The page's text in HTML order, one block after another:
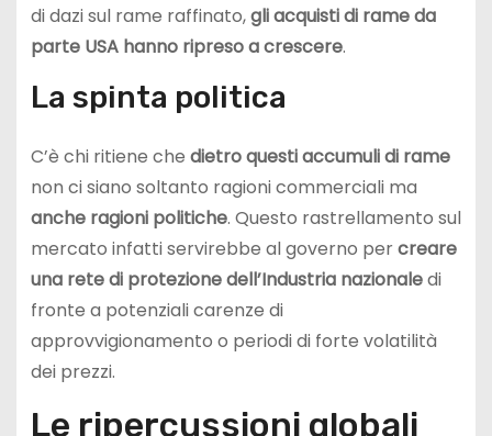
di dazi sul rame raffinato,gli acquisti di rame da
parte USA hanno ripreso a crescere.
La spinta politica
C’è chi ritiene che dietro questi accumuli di rame
non ci siano soltanto ragioni commerciali ma
anche ragioni politiche. Questo rastrellamento sul
mercato infatti servirebbe al governo percreare
una rete di protezione dell’Industria nazionaledi
fronte a potenziali carenze di
approvvigionamento o periodi di forte volatilità
dei prezzi.
Le ripercussioni globali